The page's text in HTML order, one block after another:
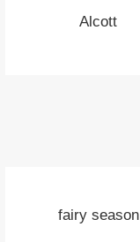
Alcott
fairy season